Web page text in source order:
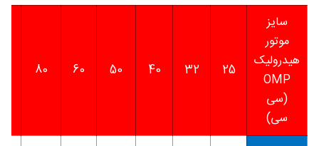
سایز
موتور
هیدرولیک
OMP
(سی
سی)
25
32
40
50
60
80